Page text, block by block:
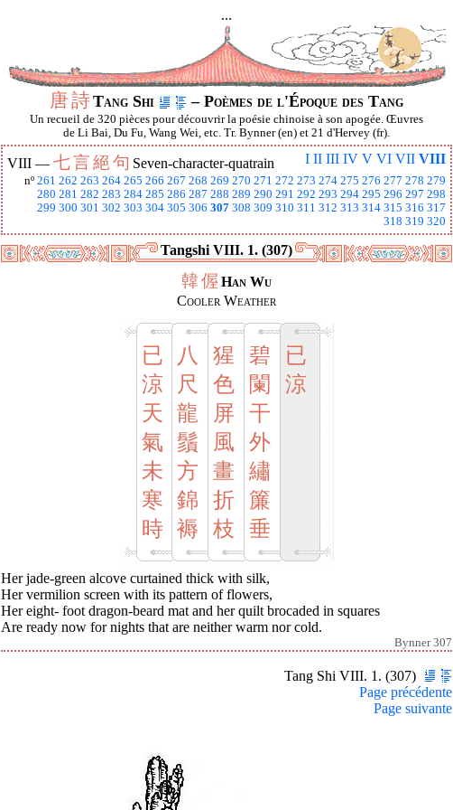
...
唐詩Tang Shi – Poèmes de l'Époque des Tang
Un recueil de 320 pièces pour découvrir la poésie chinoise à son apogée. Œuvres
de Li Bai, Du Fu, Wang Wei, etc. Tr. Bynner (en) et 21 d'Hervey (fr).
I II III IV V VI VII VIII
VIII — 七言絕句 Seven-character-quatrain
nº 261 262 263 264 265 266 267 268 269 270 271 272 273 274 275 276 277 278 279
280 281 282 283 284 285 286 287 288 289 290 291 292 293 294 295 296 297 298
299 300 301 302 303 304 305 306 307 308 309 310 311 312 313 314 315 316 317
318 319 320
Tangshi VIII. 1. (307)
韓偓 Han Wu
Cooler Weather
已
涼
天
氣
未
寒
時
八
尺
龍
鬚
方
錦
褥
猩
色
屏
風
畫
折
枝
碧
闌
干
外
繡
簾
垂
已
涼
Her jade-green alcove curtained thick with silk,
Her vermilion screen with its pattern of flowers,
Her eight- foot dragon-beard mat and her quilt brocaded in squares
Are ready now for nights that are neither warm nor cold.
Bynner 307
Tang Shi VIII. 1. (307)
Page précédente
Page suivante